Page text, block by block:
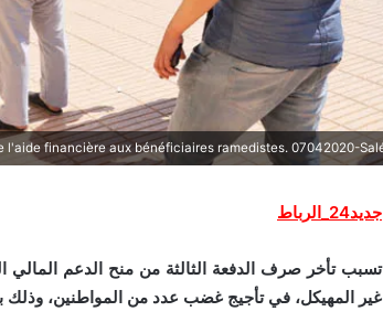
جديد24_الرباط
تسبب تأخر صرف الدفعة الثالثة من منح الدعم المالي
غير المهيكل، في تأجيج غضب عدد من المواطنين،